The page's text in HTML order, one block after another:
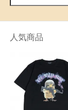
人気商品